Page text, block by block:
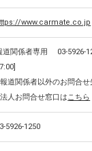
www.carmate.co.jp
道関係者専用 03-5926-
道関係者以外のお問合せ
人お問合せ窓口はこちら
5926-1250